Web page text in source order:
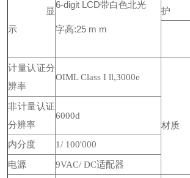
显
示
6-digit LCD带白色北光
字高:25 m m
护
计量认证分
辨率
OIML Class I ll,3000e
材质
非计量认证
分辨率
6000d
内分度 1/ 100'000
电源 9VAC/ DC适配器